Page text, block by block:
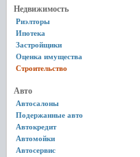
Недвижимость
Риэлторы
Ипотека
Застройщики
Оценка имущества
Строительство
Авто
Автосалоны
Подержанные авто
Автокредит
Автомойки
Автосервис